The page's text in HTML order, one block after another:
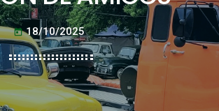
today 18/10/2025